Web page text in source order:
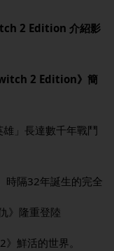
2 Edition 介紹影
2 Edition》簡
」長達數千年戰鬥
時隔32年誕生的完全
》隆重登陸
鮮活的世界。